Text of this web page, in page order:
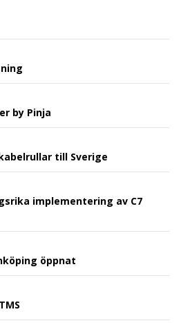
by Pinja
till Sverige
implementering av C7
öppnat